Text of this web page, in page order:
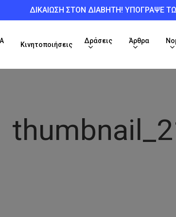
ΔΙΚΑΙΩΣΗ ΣΤΟΝ ΔΙΑΒΗΤΗ! ΥΠΟΓΡΑΨΕ
Κινητοποιήσεις
Δράσεις Άρθρα